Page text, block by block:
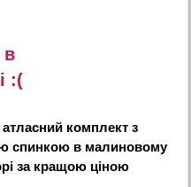
в
:(
атласний комплект з
спинкою в малиновому
за кращою ціною